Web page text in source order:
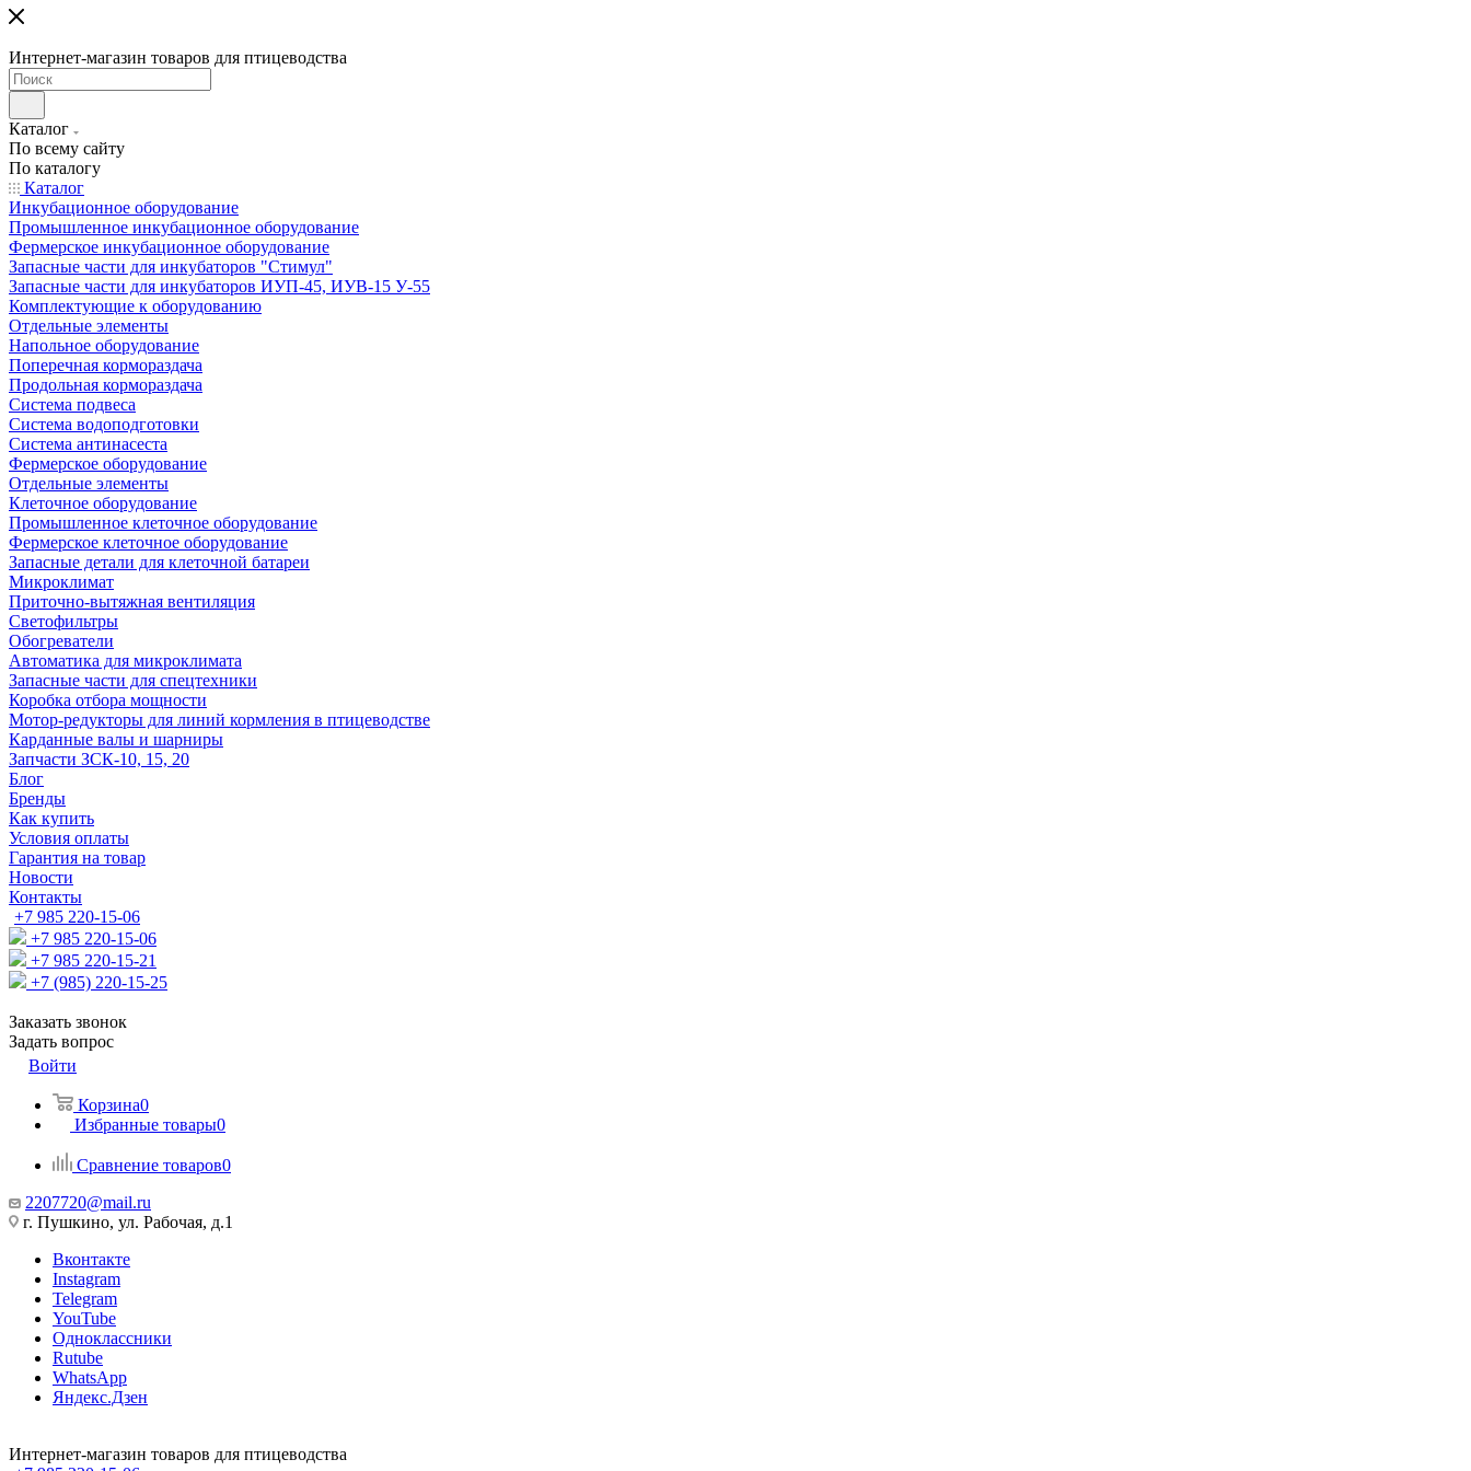
Интернет-магазин товаров для птицеводства
Каталог
По всему сайту
По каталогу
Каталог
Инкубационное оборудование
Промышленное инкубационное оборудование
Фермерское инкубационное оборудование
Запасные части для инкубаторов "Стимул"
Запасные части для инкубаторов ИУП-45, ИУВ-15 У-55
Комплектующие к оборудованию
Отдельные элементы
Напольное оборудование
Поперечная кормораздача
Продольная кормораздача
Система подвеса
Система водоподготовки
Система антинасеста
Фермерское оборудование
Отдельные элементы
Клеточное оборудование
Промышленное клеточное оборудование
Фермерское клеточное оборудование
Запасные детали для клеточной батареи
Микроклимат
Приточно-вытяжная вентиляция
Светофильтры
Обогреватели
Автоматика для микроклимата
Запасные части для спецтехники
Коробка отбора мощности
Мотор-редукторы для линий кормления в птицеводстве
Карданные валы и шарниры
Запчасти ЗСК-10, 15, 20
Блог
Бренды
Как купить
Условия оплаты
Гарантия на товар
Новости
Контакты
+7 985 220-15-06
+7 985 220-15-06
+7 985 220-15-21
+7 (985) 220-15-25
Заказать звонок
Задать вопрос
Войти
Корзина0
Избранные товары0
Сравнение товаров0
2207720@mail.ru
г. Пушкино, ул. Рабочая, д.1
Вконтакте
Instagram
Telegram
YouTube
Одноклассники
Rutube
WhatsApp
Яндекс.Дзен
Интернет-магазин товаров для птицеводства